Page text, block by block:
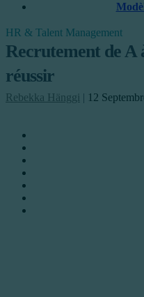
HR & Talent Management
Recrutement de A
réussir
Rebekka Hänggi | 12